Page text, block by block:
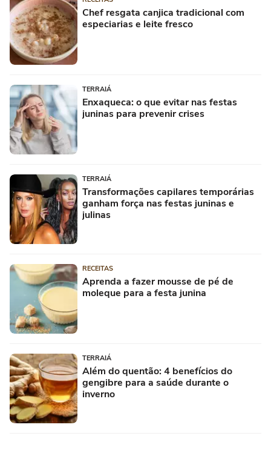
Chef resgata canjica tradicional com
especiarias e leite fresco
TERRAIÁ
Enxaqueca: o que evitar nas festas
juninas para prevenir crises
TERRAIÁ
Transformações capilares temporárias
ganham força nas festas juninas e
julinas
RECEITAS
Aprenda a fazer mousse de pé de
moleque para a festa junina
TERRAIÁ
Além do quentão: 4 benefícios do
gengibre para a saúde durante o
inverno